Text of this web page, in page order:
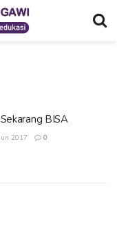
BISA
2017 0